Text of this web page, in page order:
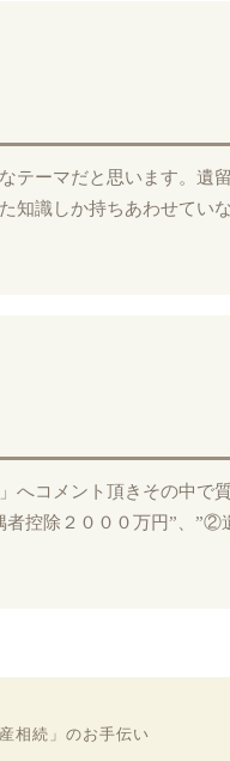
テーマだと思います。遺
知識しか持ちあわせてい
へコメント頂きその中で
控除２０００万円”、”②
相続」のお手伝い